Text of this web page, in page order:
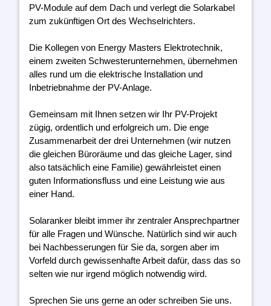
PV-Module auf dem Dach und verlegt die Solarkabel
zum zukünftigen Ort des Wechselrichters.
Die Kollegen von Energy Masters Elektrotechnik,
einem zweiten Schwesterunternehmen, übernehmen
alles rund um die elektrische Installation und
Inbetriebnahme der PV-Anlage.
Gemeinsam mit Ihnen setzen wir Ihr PV-Projekt
zügig, ordentlich und erfolgreich um. Die enge
Zusammenarbeit der drei Unternehmen (wir nutzen
die gleichen Büroräume und das gleiche Lager, sind
also tatsächlich eine Familie) gewährleistet einen
guten Informationsfluss und eine Leistung wie aus
einer Hand.
Solaranker bleibt immer ihr zentraler Ansprechpartner
für alle Fragen und Wünsche. Natürlich sind wir auch
bei Nachbesserungen für Sie da, sorgen aber im
Vorfeld durch gewissenhafte Arbeit dafür, dass das so
selten wie nur irgend möglich notwendig wird.
Sprechen Sie uns gerne an oder schreiben Sie uns.